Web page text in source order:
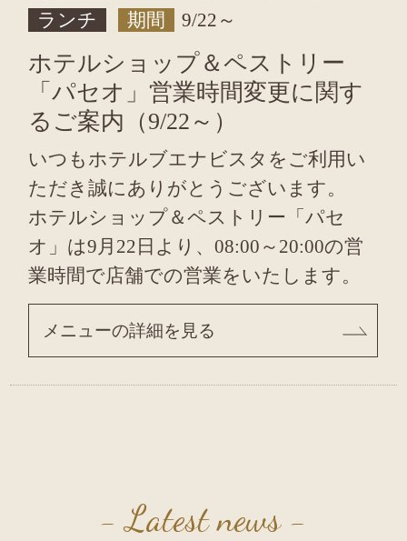
ランチ
期間 9/22～
ホテルショップ＆ペストリー
「パセオ」営業時間変更に関す
るご案内（9/22～）
いつもホテルブエナビスタをご利用い
ただき誠にありがとうございます。
ホテルショップ＆ペストリー「パセ
オ」は9月22日より、08:00～20:00の営
業時間で店舗での営業をいたします。
メニューの詳細を見る
- Latest news -